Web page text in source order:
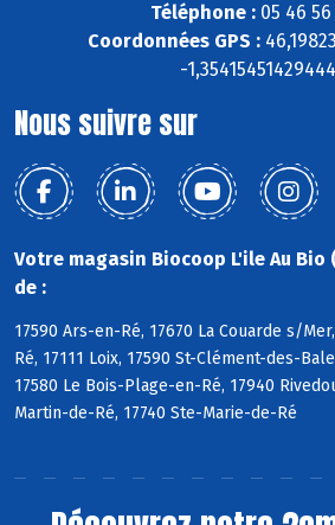
Téléphone : 05 46 56
Coordonnées GPS :
-
Nous suivre sur
Votre magasin Biocoop L'ile Au Bio
de :
17590 Ars-en-Ré, 17670 La Couarde s/
Ré, 17111 Loix, 17590 St-Clément-des-
17580 Le Bois-Plage-en-Ré, 17940
Martin-de-Ré, 17740 Ste-Marie-de-Ré